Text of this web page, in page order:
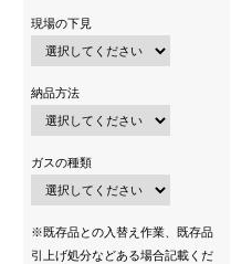
現場の下見
納品方法
ガスの種類
※既存品との入替え作業、既存品
引上げ処分などある場合記載くだ